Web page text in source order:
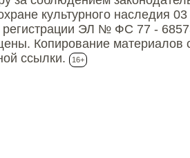
культурного наследия
регистрации ЭЛ № ФС 77 -
Копирование материалов
ссылки.
16+